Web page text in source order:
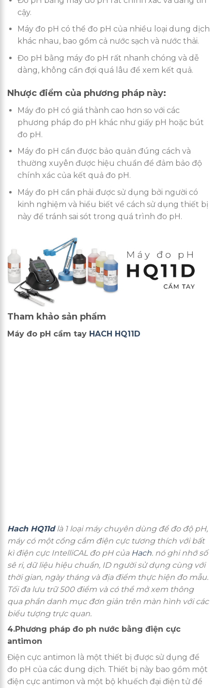
cậy.
Máy đo pH có thể đo pH của nhiều loại dung dịch
khác nhau, bao gồm cả nước sạch và nước thải.
Đo pH bằng máy đo pH rất nhanh chóng và dễ
dàng, không cần đợi quá lâu để xem kết quả.
Nhược điểm của phương pháp này:
Máy đo pH có giá thành cao hơn so với các
phương pháp đo pH khác như giấy pH hoặc bút
đo pH.
Máy đo pH cần được bảo quản đúng cách và
thường xuyên được hiệu chuẩn để đảm bảo độ
chính xác của kết quả đo pH.
Máy đo pH cần phải được sử dụng bởi người có
kinh nghiệm và hiểu biết về cách sử dụng thiết bị
này để tránh sai sót trong quá trình đo pH.
Tham khảo sản phẩm
Máy đo pH cầm tay HACH HQ11D
Hach HQ11dlà 1 loại máy chuyên dùng để đo độ pH,
máy có một cổng cắm điện cực tương thích với bất
kì điện cực IntelliCAL đo pH của Hach. nó ghi nhớ số
sê ri, dữ liệu hiệu chuẩn, ID người sử dụng cùng với
thời gian, ngày tháng và địa điểm thực hiện đo mẫu.
Tối đa lưu trữ 500 điểm và có thể mở xem thông
qua phần danh mục đơn giản trên màn hình với các
biểu tượng trực quan.
4.Phương pháp đo ph nước bằng điện cực
antimon
Điện cực antimon là một thiết bị được sử dụng để
đo pH của các dung dịch. Thiết bị này bao gồm một
điện cực antimon và một bộ khuếch đại điện tử để